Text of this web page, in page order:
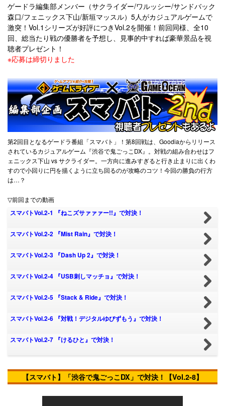
ゲードラ編集部メンバー（サクライダー/ワルッシー/サンドバック
森口/フェニックス下山/新垣マッスル）5人がカジュアルゲームで
激突！Vol.1シリーズが好評につきVol.2を開催！前回同様、全10
回、総当たり戦の優勝者を予想し、見事的中すれば豪華景品を視
聴者プレゼント！
※応募は締切りました
第2回目となるゲードラ番組「スマバト」！第8回戦は、Goodiaからリリース
されているカジュアルゲーム『渋谷で鬼ごっこDX』。対戦の組み合わせはフ
ェニックス下山 vs サクライダー。一方向に進みすぎると行き止まりに出くわ
すので小回りに円を描くように立ち回るのが攻略のコツ！今回の勝負の行方
は…？
▽前回までの動画
スマバトVol.2-1 『ねこズサァァァー!!』で対決！
スマバトVol.2-2 『Mist Rain』で対決！
スマバトVol.2-3 『Dash Up 2』で対決！
スマバトVol.2-4 『USB刺しマッチョ』で対決！
スマバトVol.2-5 『Stack & Ride』で対決！
スマバトVol.2-6 『対戦！デジタルゆびずもう』で対決！
スマバトVol.2-7 『けるひと』で対決！
【スマバト】「渋谷で鬼ごっこDX」 で対決！【Vol.2-8】